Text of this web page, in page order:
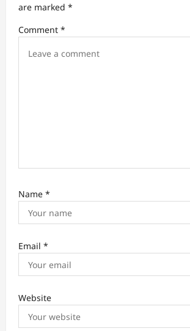
t
i
are marked *
Comment *
Name *
Email *
Website